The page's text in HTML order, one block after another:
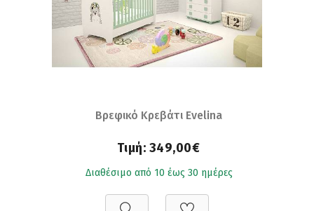
Βρεφικό Κρεβάτι Evelina
Τιμή: 349,00€
Διαθέσιμο από 10 έως 30 ημέρες